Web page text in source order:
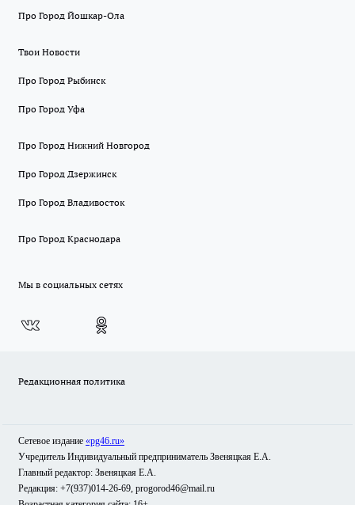
Про Город Йошкар-Ола
Твои Новости
Про Город Рыбинск
Про Город Уфа
Про Город Нижний Новгород
Про Город Дзержинск
Про Город Владивосток
Про Город Краснодара
Мы в социальных сетях
Редакционная политика
Сетевое издание «pg46.ru»
Учредитель Индивидуальный предприниматель Звеняцкая Е.А.
Главный редактор: Звеняцкая Е.А.
Редакция: +7(937)014-26-69, progorod46@mail.ru